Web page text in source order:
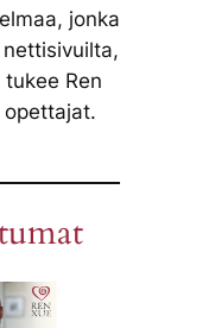
jonka
nettisivuilta,
Ren
opettajat.